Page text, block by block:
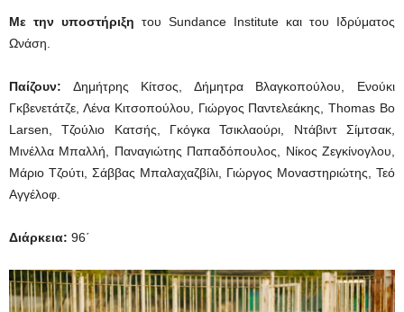
Με την υποστήριξη του Sundance Institute και του Ιδρύματος
Ωνάση.
Παίζουν: Δημήτρης Κίτσος, Δήμητρα Βλαγκοπούλου, Ενούκι
Γκβενετάτζε, Λένα Κιτσοπούλου, Γιώργος Παντελεάκης, Thomas Bo
Larsen, Τζούλιο Κατσής, Γκόγκα Τσικλαούρι, Ντάβιντ Σίμτσακ,
Μινέλλα Μπαλλή, Παναγιώτης Παπαδόπουλος, Νίκος Ζεγκίνογλου,
Μάριο Τζούτι, Σάββας Μπαλαχαζβίλι, Γιώργος Μοναστηριώτης, Τεό
Αγγέλοφ.
Διάρκεια: 96΄